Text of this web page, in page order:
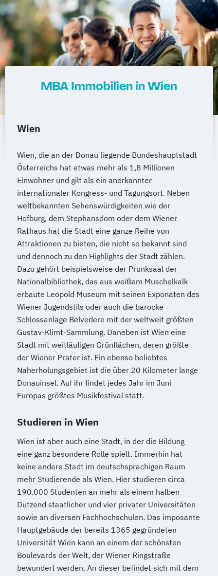
MBA Immobilien in Wien
Wien
Wien, die an der Donau liegende Bundeshauptstadt
Österreichs hat etwas mehr als 1,8 Millionen
Einwohner und gilt als ein anerkannter
internationaler Kongress- und Tagungsort. Neben
weltbekannten Sehenswürdigkeiten wie der
Hofburg, dem Stephansdom oder dem Wiener
Rathaus hat die Stadt eine ganze Reihe von
Attraktionen zu bieten, die nicht so bekannt sind
und dennoch zu den Highlights der Stadt zählen.
Dazu gehört beispielsweise der Prunksaal der
Nationalbibliothek, das aus weißem Muschelkalk
erbaute Leopold Museum mit seinen Exponaten des
Wiener Jugendstils oder auch die barocke
Schlossanlage Belvedere mit der weltweit größten
Gustav-Klimt-Sammlung. Daneben ist Wien eine
Stadt mit weitläufigen Grünflächen, deren größte
der Wiener Prater ist. Ein ebenso beliebtes
Naherholungsgebiet ist die über 20 Kilometer lange
Donauinsel. Auf ihr findet jedes Jahr im Juni
Europas größtes Musikfestival statt.
Studieren in Wien
Wien ist aber auch eine Stadt, in der die Bildung
eine ganz besondere Rolle spielt. Immerhin hat
keine andere Stadt im deutschsprachigen Raum
mehr Studierende als Wien. Hier studieren circa
190.000 Studenten an mehr als einem halben
Dutzend staatlicher und vier privater Universitäten
sowie an diversen Fachhochschulen. Das imposante
Hauptgebäude der bereits 1365 gegründeten
Universität Wien kann an einem der schönsten
Boulevards der Welt, der Wiener Ringstraße
bewundert werden. An dieser befindet sich mit dem